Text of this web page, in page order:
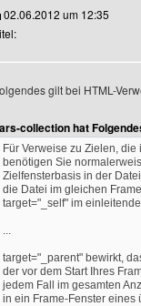
anzeigen
02.06.2012 um 12:35
gilt bei HTML-
collection hat
Für Verweise zu Zielen,
benötigen Sie
Zielfensterbasis in der
die Datei im gleichen
target="_self" im
...
target="_parent" bewirkt,
der vor dem Start Ihres
jedem Fall im gesamten
in ein Frame-Fenster eines